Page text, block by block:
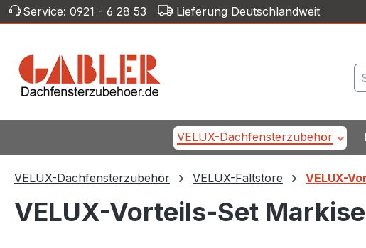
Hauptinhalt springen
Zur Suche springen
Zur Hauptnavigation springen
Service: 0921 - 6 28 53 Lieferung Deutschlandweit
VELUX-Dachfensterzubehör
VELUX-Dachfensterzubehör VELUX-Faltstore VELUX-
VELUX-Vorteils-Set